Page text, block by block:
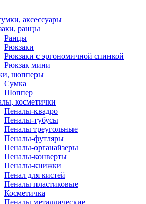
аксессуары
ранцы
Ранцы
Рюкзаки
Рюкзаки с эргономичной спинкой
Рюкзак мини
шопперы
Сумка
Шоппер
косметички
Пеналы-квадро
Пеналы-тубусы
Пеналы треугольные
Пеналы-футляры
Пеналы-органайзеры
Пеналы-конверты
Пеналы-книжки
Пенал для кистей
Пеналы пластиковые
Косметичка
Пеналы металлические